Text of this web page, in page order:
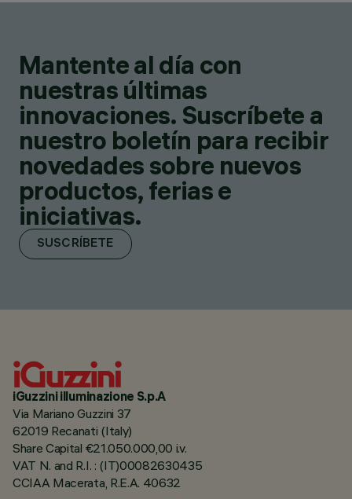
Mantente al día con
nuestras últimas
innovaciones. Suscríbete a
nuestro boletín para recibir
novedades sobre nuevos
productos, ferias e
iniciativas.
SUSCRÍBETE
iGuzzini illuminazione S.p.A
Via Mariano Guzzini 37
62019 Recanati (Italy)
Share Capital €21.050.000,00 i.v.
VAT N. and R.I. : (IT)00082630435
CCIAA Macerata, R.E.A. 40632